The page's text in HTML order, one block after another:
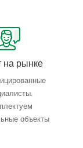
на рынке
объекты